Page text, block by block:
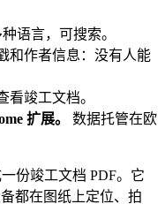
语言，可搜索。
和作者信息：没有人能
看竣工文档。
扩展。
数据托管在欧
份竣工文档 PDF。它
都在图纸上定位、拍